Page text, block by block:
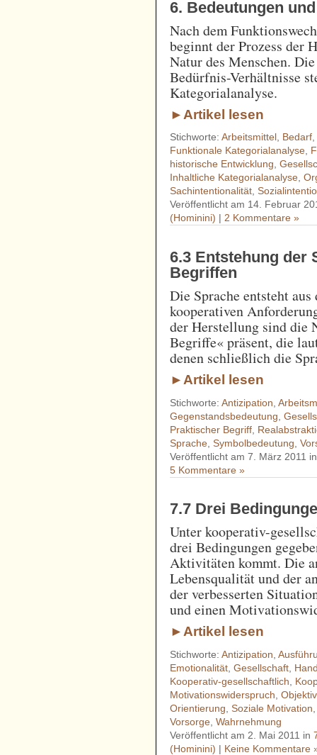
6. Bedeutungen
Nach dem
beginnt der Prozess der
Natur des Menschen.
Bedürfnis-Verhältnisse
Kategorialanalyse.
►Artikel lesen
Stichworte:Arbeitsmittel, Bedarf
Funktionale Kategorialanalyse,
historische Entwicklung,
Inhaltliche Kategorialanalyse,
Sachintentionalität,
Veröffentlicht am 14. Februar
(Hominini) |2 Kommentare »
6.3 Entstehung der
Begriffen
Die Sprache entsteht
kooperativen
der Herstellung sind die
Begriffe« präsent, die
denen schließlich die
►Artikel lesen
Stichworte:Antizipation ,
Gegenstandsbedeutung ,
Praktischer Begriff
Sprache ,Symbolbedeutung ,
Veröffentlicht am 7. März 2011
5 Kommentare »
7.7 Drei
Unter kooperativ-
drei Bedingungen
Aktivitäten kommt. Die
Lebensqualität und der
der verbesserten
und einen
►Artikel lesen
Stichworte:Antizipation ,
Emotionalität ,Gesellschaft
Kooperativ-gesellschaftlich
Motivationswiderspruch ,
Orientierung ,Soziale Motivation
Vorsorge ,Wahrnehmung
Veröffentlicht am 2. Mai 2011 in
(Hominini) | Keine Kommentare